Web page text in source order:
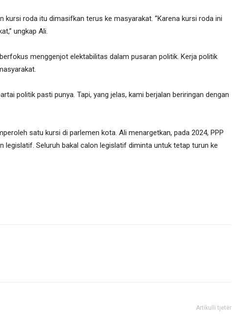
kursi roda itu dimasifkan terus ke masyarakat. ”Karena kursi roda ini
ungkap Ali.
menggenjot elektabilitas dalam pusaran politik. Kerja politik
politik pasti punya. Tapi, yang jelas, kami berjalan beriringan dengan
satu kursi di parlemen kota. Ali menargetkan, pada 2024, PPP
legislatif. Seluruh bakal calon legislatif diminta untuk tetap turun ke
Artikulli tjetër